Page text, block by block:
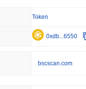
Token
0xdb...6550
bscscan.com